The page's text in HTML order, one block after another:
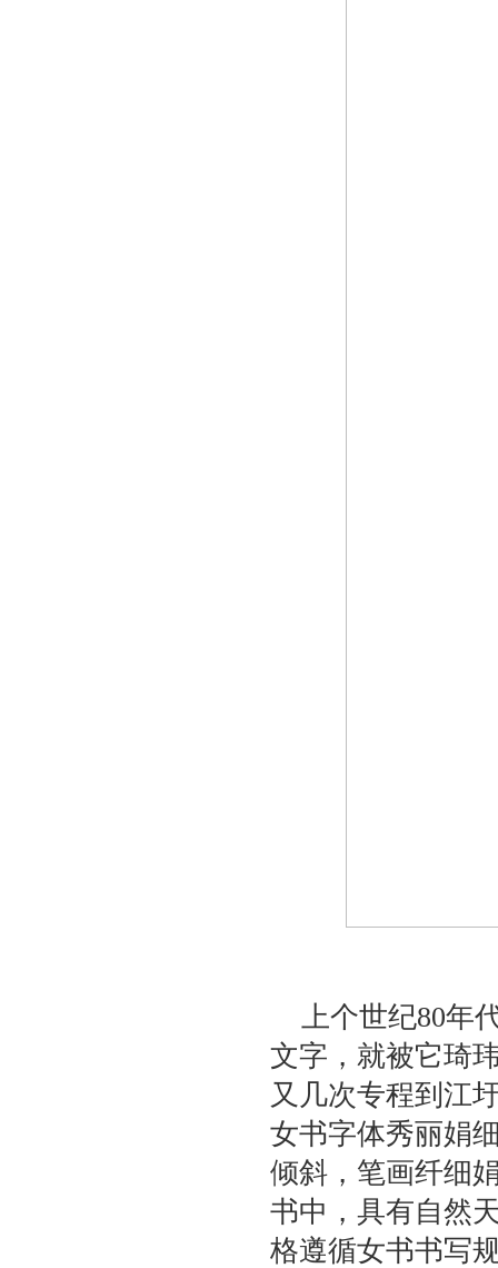
上个世纪80年
文字，就被它琦
又几次专程到江
女书字体秀丽娟
倾斜，笔画纤细
书中，具有自然
格遵循女书书写